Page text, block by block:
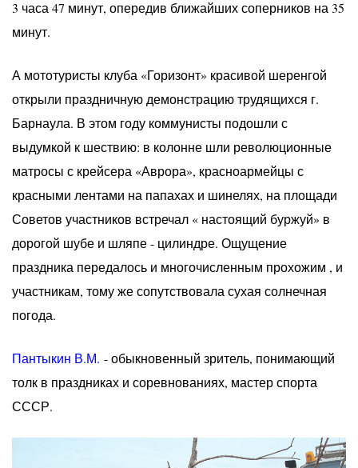
3 часа 47 минут, опередив ближайших соперников на 35
минут.
А мототуристы клуба «Горизонт» красивой шеренгой
открыли праздничную демонстрацию трудящихся г.
Барнаула. В этом году коммунисты подошли с
выдумкой к шествию: в колонне шли революционные
матросы с крейсера «Аврора», красноармейцы с
красными лентами на папахах и шинелях, на площади
Советов участников встречал « настоящий буржуй» в
дорогой шубе и шляпе - цилиндре. Ощущение
праздника передалось и многочисленным прохожим , и
участникам, тому же сопутствовала сухая солнечная
погода.
Пантыкин В.М. - обыкновенный зритель, понимающий
толк в праздниках и соревнованиях, мастер спорта
СССР.